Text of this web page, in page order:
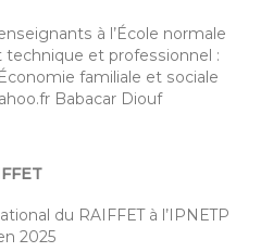
à l’École normale
technique et professionnel :
familiale et sociale
Babacar Diouf
du RAIFFET à l’IPNETP
2025